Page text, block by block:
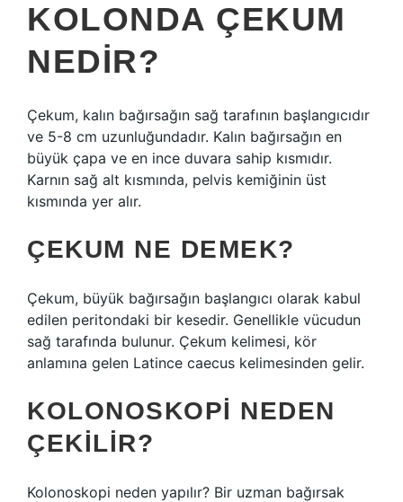
KOLONDA ÇEKUM
NEDIR?
Çekum, kalın bağırsağın sağ tarafının başlangıcıdır
ve 5-8 cm uzunluğundadır. Kalın bağırsağın en
büyük çapa ve en ince duvara sahip kısmıdır.
Karnın sağ alt kısmında, pelvis kemiğinin üst
kısmında yer alır.
ÇEKUM NE DEMEK?
Çekum, büyük bağırsağın başlangıcı olarak kabul
edilen peritondaki bir kesedir. Genellikle vücudun
sağ tarafında bulunur. Çekum kelimesi, kör
anlamına gelen Latince caecus kelimesinden gelir.
KOLONOSKOPI NEDEN
ÇEKILIR?
Kolonoskopi neden yapılır? Bir uzman bağırsak